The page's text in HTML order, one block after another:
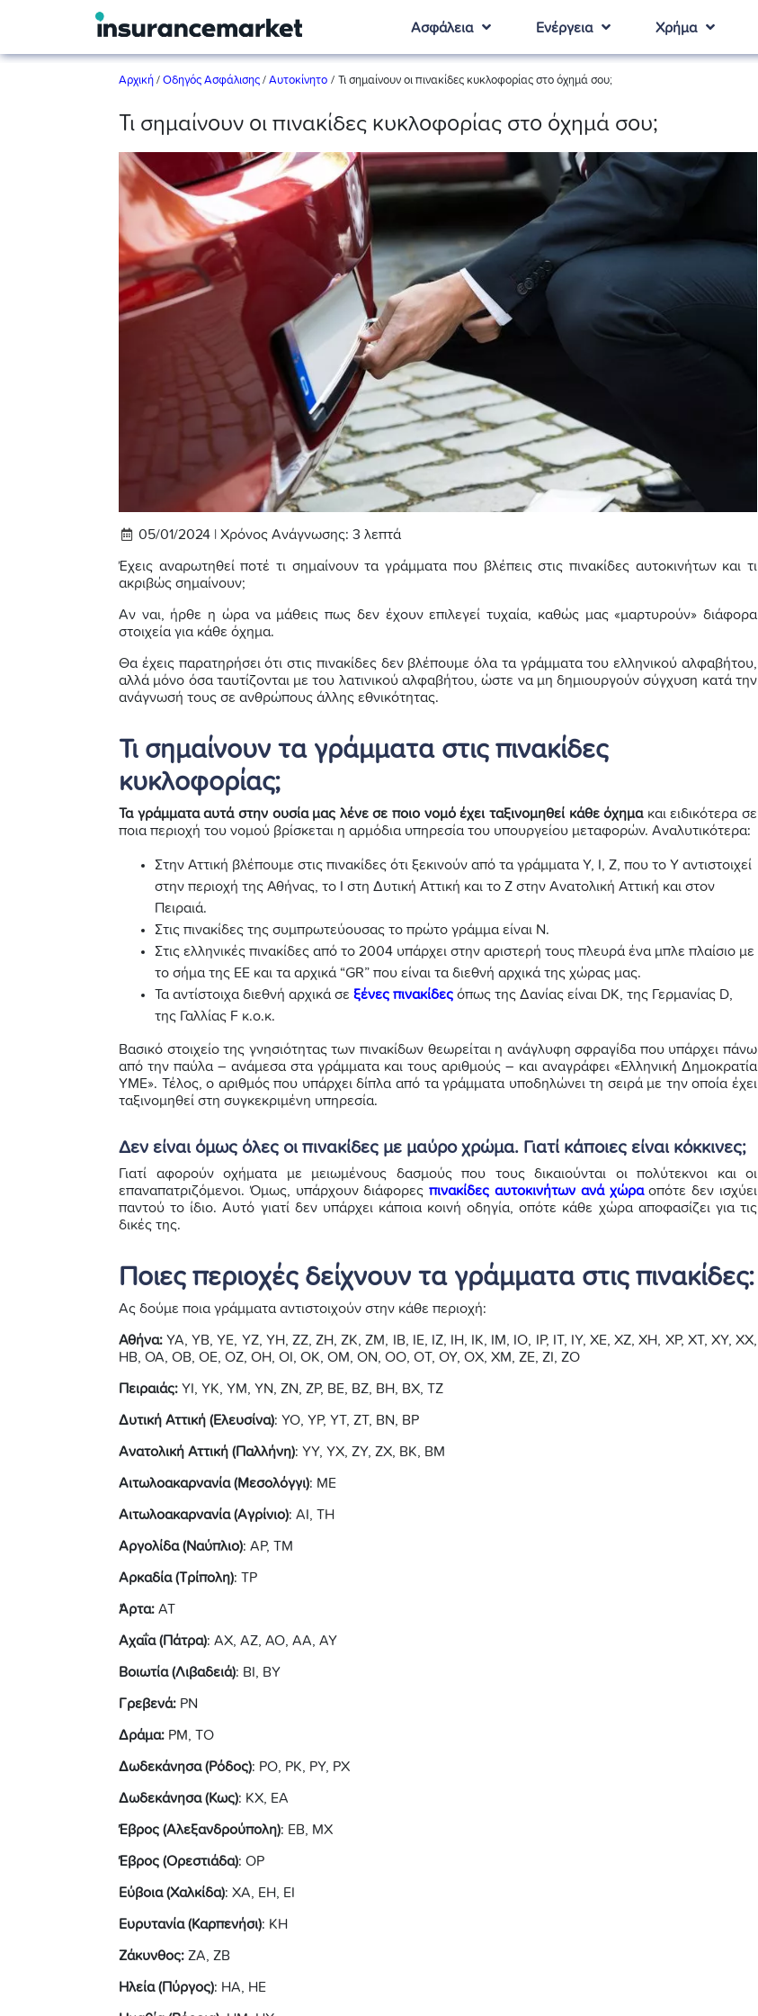
Ασφάλεια Ενέργεια Χρήμα
Αρχική / Οδηγός Ασφάλισης / Αυτοκίνητο / Τι σημαίνουν οι πινακίδες κυκλοφορίας στο όχημά σου;
Τι σημαίνουν οι πινακίδες κυκλοφορίας στο όχημά σου;
05/01/2024 | Χρόνος Ανάγνωσης: 3 λεπτά
Έχεις αναρωτηθεί ποτέ τι σημαίνουν τα γράμματα που βλέπεις στις πινακίδες αυτοκινήτων και τι
ακριβώς σημαίνουν;
Αν ναι, ήρθε η ώρα να μάθεις πως δεν έχουν επιλεγεί τυχαία, καθώς μας «μαρτυρούν» διάφορα
στοιχεία για κάθε όχημα.
Θα έχεις παρατηρήσει ότι στις πινακίδες δεν βλέπουμε όλα τα γράμματα του ελληνικού αλφαβήτου,
αλλά μόνο όσα ταυτίζονται με του λατινικού αλφαβήτου, ώστε να μη δημιουργούν σύγχυση κατά την
ανάγνωσή τους σε ανθρώπους άλλης εθνικότητας.
Τι σημαίνουν τα γράμματα στις πινακίδες
κυκλοφορίας;
Τα γράμματα αυτά στην ουσία μας λένε σε ποιο νομό έχει ταξινομηθεί κάθε όχημακαι ειδικότερα σε
ποια περιοχή του νομού βρίσκεται η αρμόδια υπηρεσία του υπουργείου μεταφορών. Αναλυτικότερα:
Στην Αττική βλέπουμε στις πινακίδες ότι ξεκινούν από τα γράμματα Υ, Ι, Ζ, που το Υ αντιστοιχεί
στην περιοχή της Αθήνας, το Ι στη Δυτική Αττική και το Ζ στην Ανατολική Αττική και στον
Πειραιά.
Στις πινακίδες της συμπρωτεύουσας το πρώτο γράμμα είναι Ν.
Στις ελληνικές πινακίδες από το 2004 υπάρχει στην αριστερή τους πλευρά ένα μπλε πλαίσιο με
το σήμα της ΕΕ και τα αρχικά “GR” που είναι τα διεθνή αρχικά της χώρας μας.
Τα αντίστοιχα διεθνή αρχικά σε ξένες πινακίδες όπως της Δανίας είναι DK, της Γερμανίας D,
της Γαλλίας F κ.ο.κ.
Βασικό στοιχείο της γνησιότητας των πινακίδων θεωρείται η ανάγλυφη σφραγίδα που υπάρχει πάνω
από την παύλα – ανάμεσα στα γράμματα και τους αριθμούς – και αναγράφει «Ελληνική Δημοκρατία
ΥΜΕ». Τέλος, ο αριθμός που υπάρχει δίπλα από τα γράμματα υποδηλώνει τη σειρά με την οποία έχει
ταξινομηθεί στη συγκεκριμένη υπηρεσία.
Δεν είναι όμως όλες οι πινακίδες με μαύρο χρώμα. Γιατί κάποιες είναι κόκκινες;
Γιατί αφορούν οχήματα με μειωμένους δασμούς που τους δικαιούνται οι πολύτεκνοι και οι
επαναπατριζόμενοι. Όμως, υπάρχουν διάφορεςπινακίδες αυτοκινήτων ανά χώραοπότε δεν ισχύει
παντού το ίδιο. Αυτό γιατί δεν υπάρχει κάποια κοινή οδηγία, οπότε κάθε χώρα αποφασίζει για τις
δικές της.
Ποιες περιοχές δείχνουν τα γράμματα στις πινακίδες:
Ας δούμε ποια γράμματα αντιστοιχούν στην κάθε περιοχή:
Αθήνα: ΥΑ, ΥΒ, ΥΕ, ΥΖ, ΥΗ, ΖΖ, ΖΗ, ΖΚ, ΖΜ, ΙΒ, ΙΕ, ΙΖ, ΙΗ, ΙΚ, ΙΜ, ΙΟ, ΙΡ, ΙΤ, ΙΥ, ΧΕ, ΧΖ, ΧΗ, ΧΡ, ΧΤ, ΧΥ, ΧΧ,
ΗΒ, ΟΑ, ΟΒ, ΟΕ, ΟΖ, ΟΗ, ΟΙ, ΟΚ, ΟΜ, ΟΝ, ΟΟ, ΟΤ, ΟΥ, ΟΧ, ΧΜ, ΖΕ, ΖΙ, ΖΟ
Πειραιάς: ΥΙ, ΥΚ, ΥΜ, ΥΝ, ΖΝ, ΖΡ, ΒΕ, ΒΖ, ΒΗ, ΒΧ, ΤΖ
Δυτική Αττική (Ελευσίνα): ΥΟ, ΥΡ, ΥΤ, ΖΤ, ΒΝ, ΒΡ
Ανατολική Αττική (Παλλήνη): ΥΥ, ΥΧ, ΖΥ, ΖΧ, ΒΚ, ΒΜ
Αιτωλοακαρνανία (Μεσολόγγι): ΜΕ
Αιτωλοακαρνανία (Αγρίνιο): ΑΙ, ΤΗ
Αργολίδα (Ναύπλιο): ΑΡ, ΤΜ
Αρκαδία (Τρίπολη): ΤΡ
Άρτα: ΑΤ
Αχαΐα (Πάτρα): ΑΧ, ΑΖ, ΑΟ, ΑΑ, ΑΥ
Βοιωτία (Λιβαδειά): ΒΙ, ΒΥ
Γρεβενά: ΡΝ
Δράμα: ΡΜ, ΤΟ
Δωδεκάνησα (Ρόδος): ΡΟ, ΡΚ, ΡΥ, ΡΧ
Δωδεκάνησα (Κως): ΚΧ, ΕΑ
Έβρος (Αλεξανδρούπολη): ΕΒ, ΜΧ
Έβρος (Ορεστιάδα): ΟΡ
Εύβοια (Χαλκίδα): ΧΑ, ΕΗ, ΕΙ
Ευρυτανία (Καρπενήσι): ΚΗ
Ζάκυνθος: ΖΑ, ΖΒ
Ηλεία (Πύργος): ΗΑ, ΗΕ